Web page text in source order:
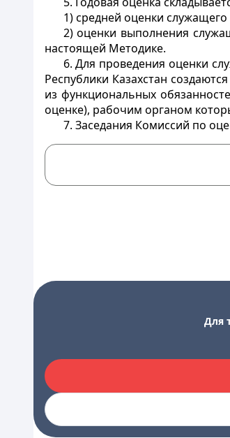
1) средней оценки
2) оценки выполнения
настоящей Методике.
6. Для проведения оценки
Республики Казахстан
из функциональных
оценке), рабочим органом
7. Заседания Комиссий по
Для